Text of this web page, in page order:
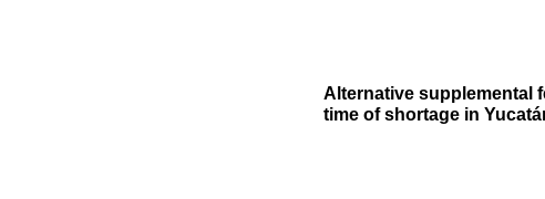
Alternative supplemental
time of shortage in